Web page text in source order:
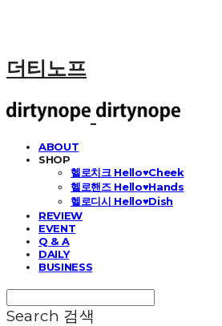
더티노프
ABOUT
SHOP
헬로치크 Hello♥Cheek
헬로핸즈 Hello♥Hands
헬로디시 Hello♥Dish
REVIEW
EVENT
Q & A
DAILY
BUSINESS
Search 검색